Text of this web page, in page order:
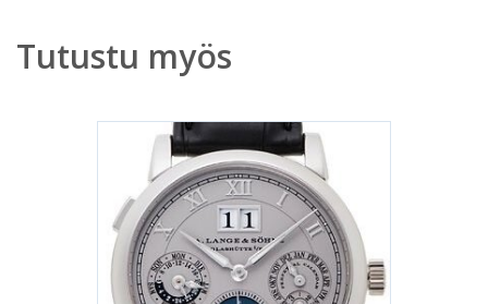
Tutustu myös